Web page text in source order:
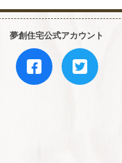
夢創住宅公式アカウント